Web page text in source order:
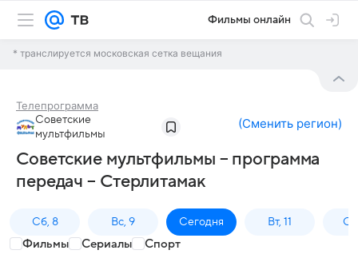
Фильмы онлайн
* транслируется московская сетка вещания
Телепрограмма
Советские
мультфильмы
(Сменить регион)
Советские мультфильмы – программа
передач – Стерлитамак
Сб, 8 Вс, 9 Сегодня Вт, 11
Фильмы Сериалы Спорт